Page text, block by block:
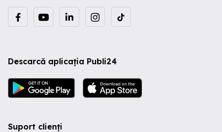
Descarcă aplicația Publi24
Suport clienți